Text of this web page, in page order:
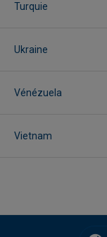
Turquie
Ukraine
Vénézuela
Vietnam